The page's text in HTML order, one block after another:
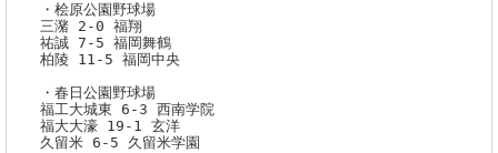
・桧原公園野球場
三潴 2-0 福翔
祐誠 7-5 福岡舞鶴
柏陵 11-5 福岡中央
・春日公園野球場
福工大城東 6-3 西南学院
福大大濠 19-1 玄洋
久留米 6-5 久留米学園